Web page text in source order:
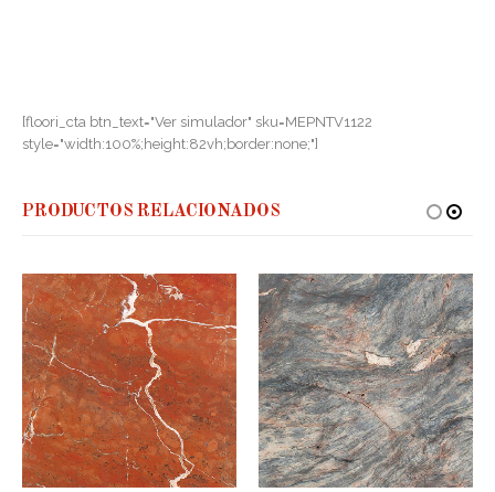
[floori_cta btn_text="Ver simulador" sku=MEPNTV1122
style="width:100%;height:82vh;border:none;"]
PRODUCTOS RELACIONADOS